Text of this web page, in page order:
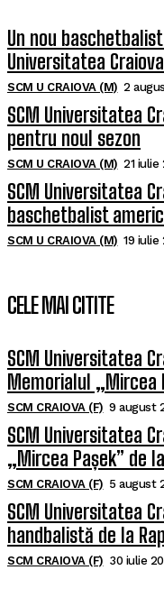
Un nou
Universitatea
SCM U CRAIOVA (M) 2
SCM Universitatea
pentru noul sezon
SCM U CRAIOVA (M) 21 iulie
SCM Universitatea
baschetbalist
SCM U CRAIOVA (M) 19 iulie
CELE MAI CITITE
SCM Universitatea
Memorialul „Mircea
SCM CRAIOVA (F) 9 august
SCM Universitatea
„Mircea Pașek” de
SCM CRAIOVA (F) 5 august
SCM Universitatea
handbalistă de la
SCM CRAIOVA (F) 30 iulie